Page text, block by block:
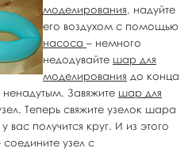
моделирования, надуйте
его воздухом с помощью
насоса – немного
недодувайте шар для
моделирования до конца
Завяжите шар для
Теперь свяжите узелок шара
вас получится круг. И из этого
соедините узел с